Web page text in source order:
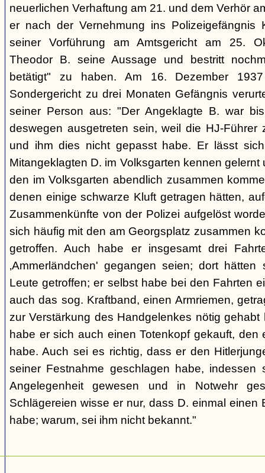
neuerlichen Verhaftung am 21. und dem Verhör
er nach der Vernehmung ins Polizeigefängnis
seiner Vorführung am Amtsgericht am 25.
Theodor B. seine Aussage und bestritt
betätigt" zu haben. Am 16. Dezember
Sondergericht zu drei Monaten Gefängnis
seiner Person aus: "Der Angeklagte B. war
deswegen ausgetreten sein, weil die HJ-Führer
und ihm dies nicht gepasst habe. Er lässt
Mitangeklagten D. im Volksgarten kennen
den im Volksgarten abendlich zusammen
denen einige schwarze Kluft getragen hätten,
Zusammenkünfte von der Polizei aufgelöst
sich häufig mit den am Georgsplatz zusammen
getroffen. Auch habe er insgesamt drei
‚Ammerländchen' gegangen seien; dort
Leute getroffen; er selbst habe bei den Fahrten
auch das sog. Kraftband, einen Armriemen,
zur Verstärkung des Handgelenkes nötig gehabt
habe er sich auch einen Totenkopf gekauft, den
habe. Auch sei es richtig, dass er den
seiner Festnahme geschlagen habe,
Angelegenheit gewesen und in Notwehr
Schlägereien wisse er nur, dass D. einmal einen
habe; warum, sei ihm nicht bekannt."